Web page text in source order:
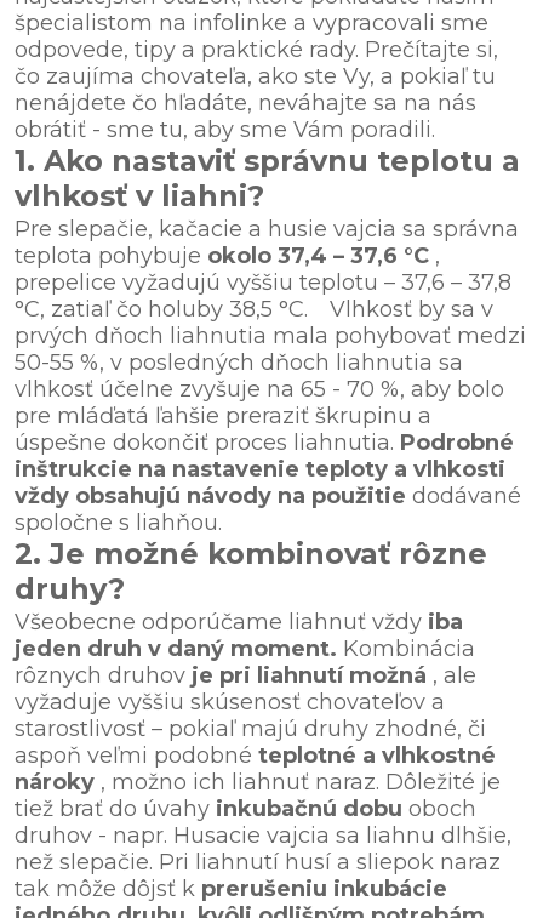
špecialistom na infolinke a vypracovali sme
odpovede, tipy a praktické rady. Prečítajte si,
čo zaujíma chovateľa, ako ste Vy, a pokiaľ tu
nenájdete čo hľadáte, neváhajte sa na nás
obrátiť - sme tu, aby sme Vám poradili.
1. Ako nastaviť správnu teplotu a
vlhkosť v liahni?
Pre slepačie, kačacie a husie vajcia sa správna
teplota pohybuje okolo 37,4 – 37,6 °C ,
prepelice vyžadujú vyššiu teplotu – 37,6 – 37,8
°C, zatiaľ čo holuby 38,5 °C.
Vlhkosť by sa v
prvých dňoch liahnutia mala pohybovať medzi
50-55 %, v posledných dňoch liahnutia sa
vlhkosť účelne zvyšuje na 65 - 70 %, aby bolo
pre mláďatá ľahšie preraziť škrupinu a
úspešne dokončiť proces liahnutia. Podrobné
inštrukcie na nastavenie teploty a vlhkosti
vždy obsahujú návody na použitie dodávané
spoločne s liahňou.
2. Je možné kombinovať rôzne
druhy?
Všeobecne odporúčame liahnuť vždy iba
jeden druh v daný moment. Kombinácia
rôznych druhov je pri liahnutí možná , ale
vyžaduje vyššiu skúsenosť chovateľov a
starostlivosť – pokiaľ majú druhy zhodné, či
aspoň veľmi podobné teplotné a vlhkostné
nároky , možno ich liahnuť naraz. Dôležité je
tiež brať do úvahy inkubačnú dobu oboch
druhov - napr. Husacie vajcia sa liahnu dlhšie,
než slepačie. Pri liahnutí husí a sliepok naraz
tak môže dôjsť k prerušeniu inkubácie